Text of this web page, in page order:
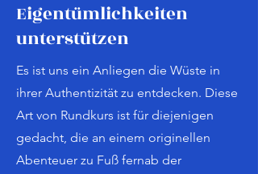
Eigentümlichkeiten
unterstützen
Es ist uns ein Anliegen die Wüste in
ihrer Authentizität zu entdecken. Diese
Art von Rundkurs ist für diejenigen
gedacht, die an einem originellen
Abenteuer zu Fuß fernab der